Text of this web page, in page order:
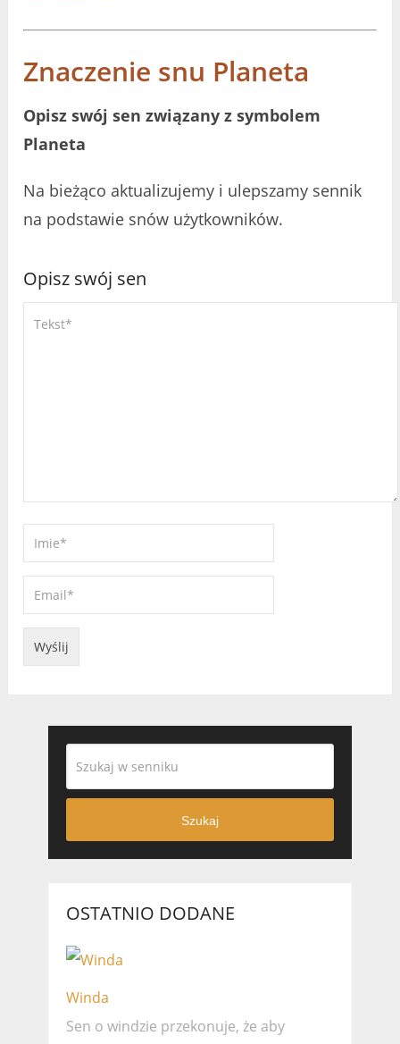
Znaczenie snu Planeta
Opisz swój sen związany z symbolem
Planeta
Na bieżąco aktualizujemy i ulepszamy sennik
na podstawie snów użytkowników.
Opisz swój sen
Szukaj
OSTATNIO DODANE
Winda
Sen o windzie przekonuje, że ​​aby